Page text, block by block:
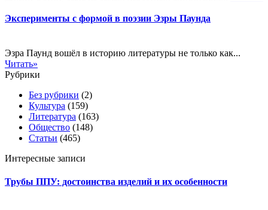
Эксперименты с формой в поэзии Эзры Паунда
Эзра Паунд вошёл в историю литературы не только как...
Читать»
Рубрики
Без рубрики (2)
Культура (159)
Литература (163)
Общество (148)
Статьи (465)
Интересные записи
Трубы ППУ: достоинства изделий и их особенности